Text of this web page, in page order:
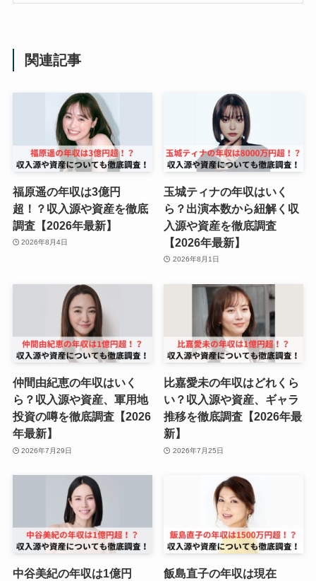
関連記事
福原遥の年収は3億円
超！？収入源や資産を徹底
調査【2026年最新】
2026年8月4日
玉城ティナの年収はいく
ら？出演本数から紐解く収
入源や資産を徹底調査
【2026年最新】
2026年8月1日
仲間由紀恵の年収はいく
ら？収入源や資産、軍用地
投資の噂を徹底調査【2026
年最新】
2026年7月29日
比嘉愛未の年収はどれくら
い？収入源や資産、ギャラ
推移を徹底調査【2026年最
新】
2026年7月25日
中谷美紀の年収は1億円
飯島直子の年収は現在